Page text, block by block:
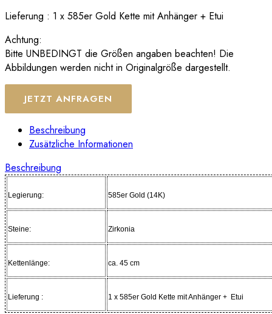
Lieferung : 1 x 585er Gold Kette mit Anhänger + Etui
Achtung:
Bitte UNBEDINGT die Größen angaben beachten! Die
Abbildungen werden nicht in Originalgröße dargestellt.
JETZT ANFRAGEN
Beschreibung
Zusätzliche Informationen
Beschreibung
Legierung: 585er Gold (14K)
Steine: Zirkonia
Kettenlänge: ca. 45 cm
Lieferung : 1 x 585er Gold Kette mit Anhänger + Etui